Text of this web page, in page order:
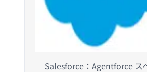
Salesforce：Agentforce ス